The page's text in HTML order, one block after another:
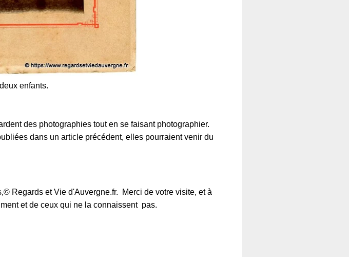
enfants.
des photographies tout en se faisant photographier.
dans un article précédent, elles pourraient venir du
Regards et Vie d'Auvergne.fr. Merci de votre visite, et à
et de ceux qui ne la connaissent pas.